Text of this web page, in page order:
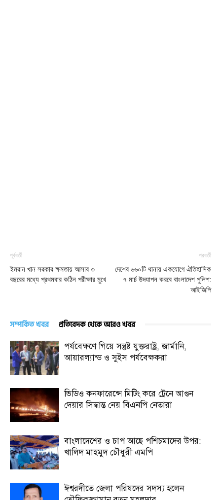
পূর্ববর্তী
ইমরান খান সরকার ক্ষমতায় আসার ৩
বছরের মধ্যে প্রথমবার কঠিন পরীক্ষার মুখে
পরবর্তী
দেশের ৬৬০টি থানায় একযোগে ঐতিহাসিক
৭ মার্চ উদযাপন করবে বাংলাদেশ পুলিশ:
আইজিপি
সম্পর্কিত খবর প্রতিবেদক থেকে আরও খবর
পর্যবেক্ষণে গিয়ে সন্তুষ্ট যুক্তরাষ্ট্র, জার্মানি,
আয়ারল্যান্ড ও সুইস পর্যবেক্ষকরা
ভিডিও কনফারেন্সে মিটিং করে ট্রেনে আগুন
দেয়ার সিদ্ধান্ত নেয় বিএনপি নেতারা
বাংলাদেশের ও চাপ আছে পশিচমাদের উপর:
খালিদ মাহমুদ চৌধুরী এমপি
ঈশ্বরদীতে জেলা পরিষদের সদস্য হলেন